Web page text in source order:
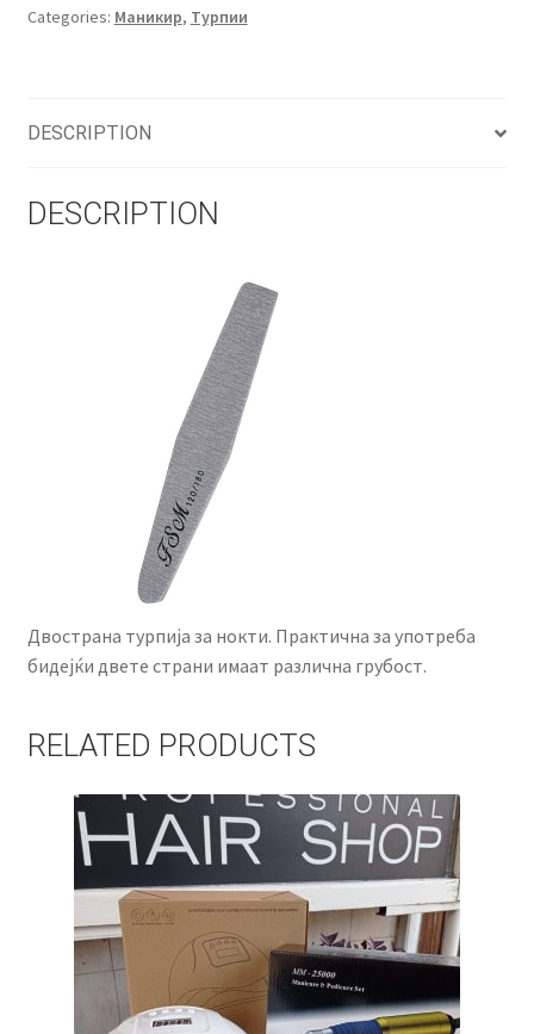
120/180
Categories: Маникир, Турпии
DESCRIPTION
DESCRIPTION
Двострана турпија за нокти. Практична за употреба
бидејќи двете страни имаат различна грубост.
RELATED PRODUCTS